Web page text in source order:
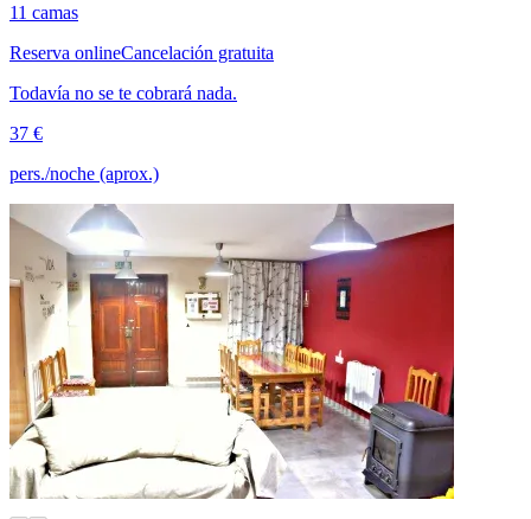
11 camas
Reserva onlineCancelación gratuita
Todavía no se te cobrará nada.
37 €
pers./noche (aprox.)